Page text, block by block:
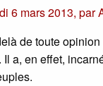
6 mars 2013,par
de toute
a, en effet,